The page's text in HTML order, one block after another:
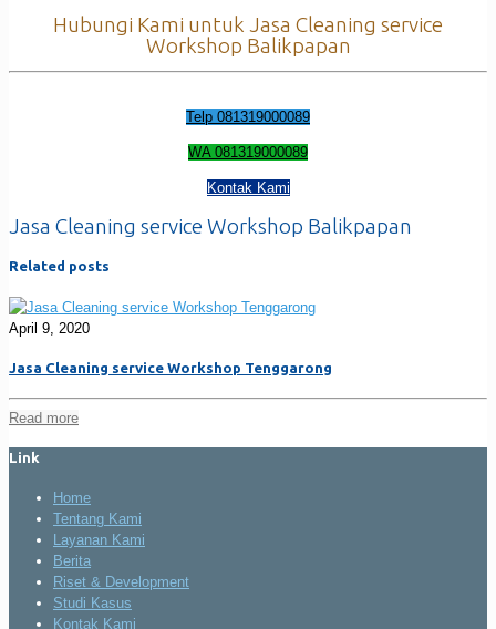
Hubungi Kami untuk Jasa Cleaning service
Workshop Balikpapan
Telp 081319000089
WA 081319000089
Kontak Kami
Jasa Cleaning service Workshop Balikpapan
Related posts
April 9, 2020
Jasa Cleaning service Workshop Tenggarong
Read more
Link
Home
Tentang Kami
Layanan Kami
Berita
Riset & Development
Studi Kasus
Kontak Kami